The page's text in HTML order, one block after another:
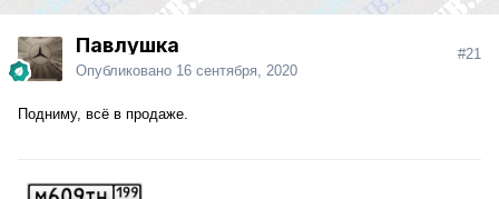
Павлушка
Опубликовано 16 сентября, 2020
#21
Подниму, всё в продаже.